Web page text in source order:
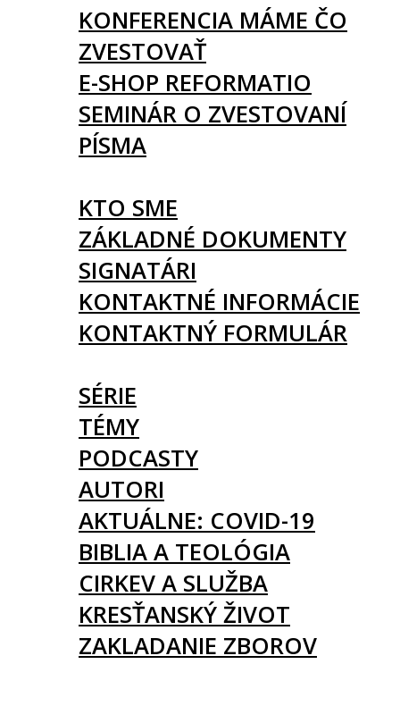
KONFERENCIA MÁME ČO
ZVESTOVAŤ
E-SHOP REFORMATIO
SEMINÁR O ZVESTOVANÍ
PÍSMA
KTO SME
ZÁKLADNÉ DOKUMENTY
SIGNATÁRI
KONTAKTNÉ INFORMÁCIE
KONTAKTNÝ FORMULÁR
SÉRIE
TÉMY
PODCASTY
AUTORI
AKTUÁLNE: COVID-19
BIBLIA A TEOLÓGIA
CIRKEV A SLUŽBA
KRESŤANSKÝ ŽIVOT
ZAKLADANIE ZBOROV